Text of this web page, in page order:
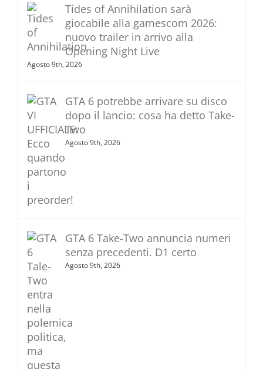
Tides of Annihilation sarà
giocabile alla gamescom 2026:
nuovo trailer in arrivo alla
Opening Night Live
Agosto 9th, 2026
GTA 6 potrebbe arrivare su disco
dopo il lancio: cosa ha detto Take-
Two
Agosto 9th, 2026
GTA 6 Take-Two annuncia numeri
senza precedenti. D1 certo
Agosto 9th, 2026